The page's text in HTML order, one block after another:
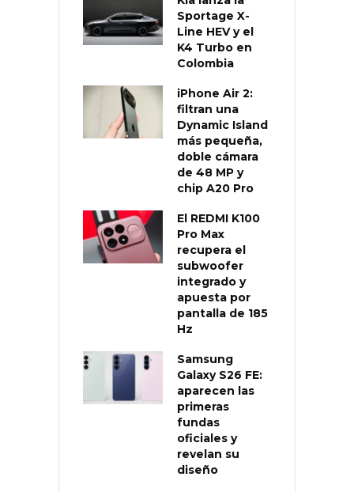
Sportage X-
Line HEV y el
K4 Turbo en
Colombia
iPhone Air 2:
filtran una
Dynamic Island
más pequeña,
doble cámara
de 48 MP y
chip A20 Pro
El REDMI K100
Pro Max
recupera el
subwoofer
integrado y
apuesta por
pantalla de 185
Hz
Samsung
Galaxy S26 FE:
aparecen las
primeras
fundas
oficiales y
revelan su
diseño